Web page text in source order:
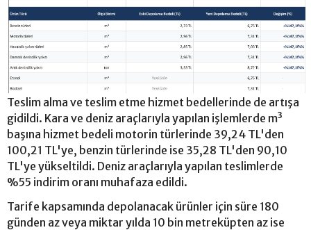
Teslim alma ve teslim etme hizmet bedellerinde de artışa
gidildi. Kara ve deniz araçlarıyla yapılan işlemlerde m³
başına hizmet bedeli motorin türlerinde 39,24 TL'den
100,21 TL'ye, benzin türlerinde ise 35,28 TL'den 90,10
TL'ye yükseltildi. Deniz araçlarıyla yapılan teslimlerde
%55 indirim oranı muhafaza edildi.
Tarife kapsamında depolanacak ürünler için süre 180
günden az veya miktar yılda 10 bin metreküpten az ise